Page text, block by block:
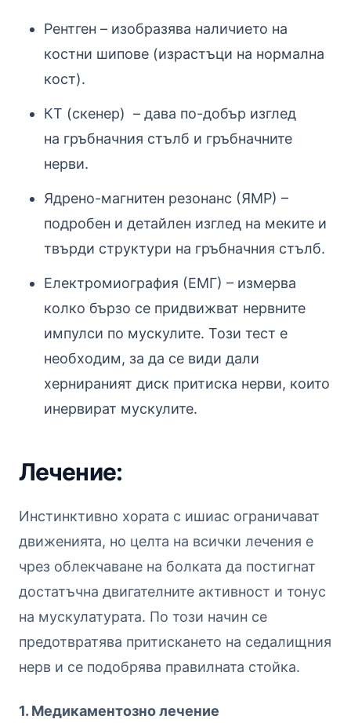
Рентген – изобразява наличието на
костни шипове (израстъци на нормална
кост).
КТ (скенер) – дава по-добър изглед
на гръбначния стълб и гръбначните
нерви.
Ядрено-магнитен резонанс (ЯМР) –
подробен и детайлен изглед на меките и
твърди структури на гръбначния стълб.
Електромиография (ЕМГ) – измерва
колко бързо се придвижват нервните
импулси по мускулите. Този тест е
необходим, за да се види дали
хернираният диск притиска нерви, които
инервират мускулите.
Лечение:
Инстинктивно хората с ишиас ограничават
движенията, но целта на всички лечения е
чрез облекчаване на болката да постигнат
достатъчна двигателните активност и тонус
на мускулатурата. По този начин се
предотвратява притискането на седалищния
нерв и се подобрява правилната стойка.
1. Медикаментозно лечение